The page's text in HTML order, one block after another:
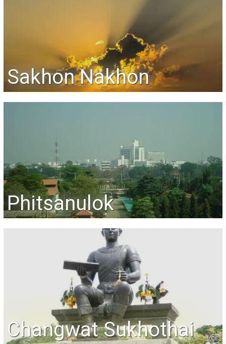
Sakhon Nakhon
Phitsanulok
Changwat Sukhothai CC